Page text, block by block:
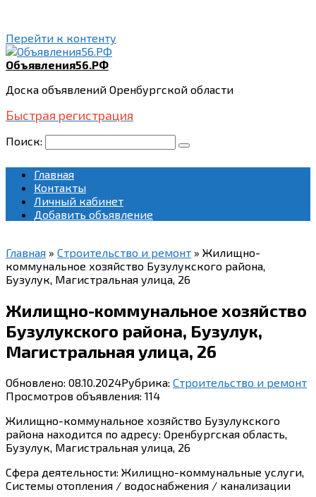
Перейти к контенту
Объявления56.РФ
Доска объявлений Оренбургской области
Быстрая регистрация
Поиск:
Главная
Контакты
Личный кабинет
Добавить объявление
Главная » Строительство и ремонт » Жилищно-
коммунальное хозяйство Бузулукского района,
Бузулук, Магистральная улица, 26
Жилищно-коммунальное хозяйство
Бузулукского района, Бузулук,
Магистральная улица, 26
Обновлено: 08.10.2024Рубрика: Строительство и ремонт
Просмотров объявления: 114
Жилищно-коммунальное хозяйство Бузулукского
района находится по адресу: Оренбургская область,
Бузулук, Магистральная улица, 26
Сфера деятельности: Жилищно-коммунальные услуги,
Системы отопления / водоснабжения / канализации